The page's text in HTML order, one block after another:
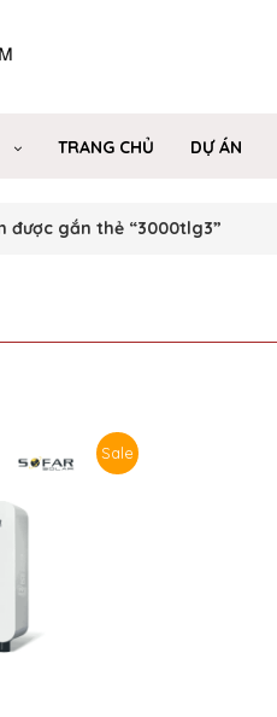
TRANG CHỦ DỰ ÁN
được gắn thẻ “3000tlg3”
Sale